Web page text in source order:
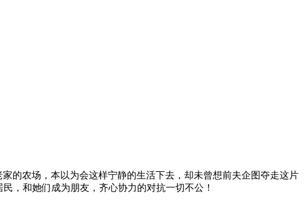
的农场，本以为会这样宁静的生活下去，却未曾想前夫企图夺走这片
，和她们成为朋友，齐心协力的对抗一切不公！